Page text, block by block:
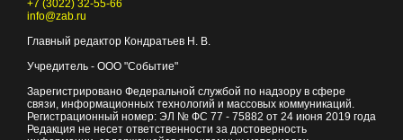
+7 (3022) 32-55-66
info@zab.ru
Главный редактор Кондратьев Н. В.
Учредитель - ООО "Событие"
Зарегистрировано Федеральной службой по надзору в сфере
связи, информационных технологий и массовых коммуникаций.
Регистрационный номер: ЭЛ № ФС 77 - 75882 от 24 июня 2019 года
Редакция не несет ответственности за достоверность